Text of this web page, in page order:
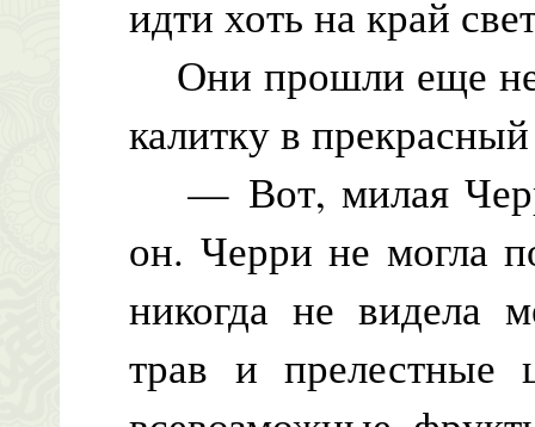
идти хоть на край
Они прошли еще
калитку в
— Вот, милая
он. Черри не могла
никогда не видела
трав и прелестные